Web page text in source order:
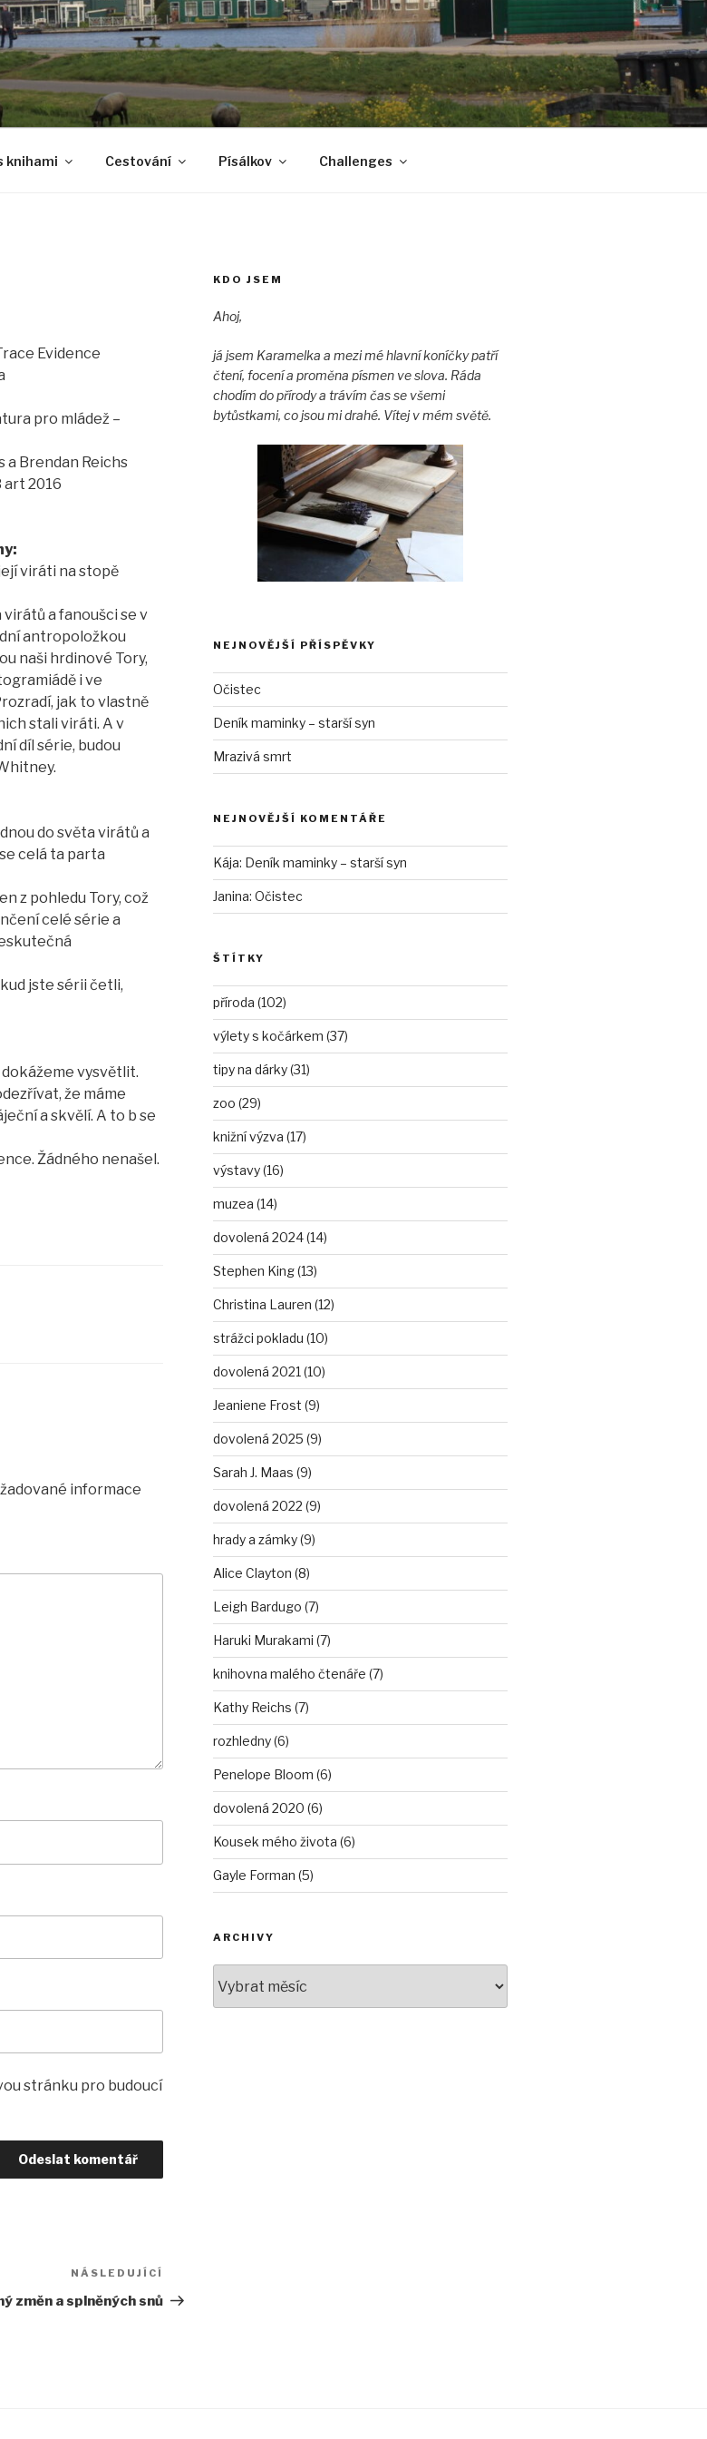
knihami Cestování Písálkov Challenges
Evidence
pro mládež –
a Brendan Reichs
art 2016
viráti na stopě
a fanoušci se v
antropoložkou
naši hrdinové Tory,
i ve
jak to vlastně
stali viráti. A v
díl série, budou
do světa virátů a
celá ta parta
z pohledu Tory, což
celé série a
jste sérii četli,
dokážeme vysvětlit.
že máme
a skvělí. A to b se
Žádného nenašel.
informace
stránku pro budoucí
příspěvek
NÁSLEDUJÍCÍ
změn a splněných snů
KDO JSEM
Ahoj,
já jsem Karamelka a mezi mé hlavní koníčky patří
čtení, focení a proměna písmen ve slova. Ráda
chodím do přírody a trávím čas se všemi
bytůstkami, co jsou mi drahé. Vítej v mém světě.
NEJNOVĚJŠÍ PŘÍSPĚVKY
Očistec
Deník maminky – starší syn
Mrazivá smrt
NEJNOVĚJŠÍ KOMENTÁŘE
Kája: Deník maminky – starší syn
Janina: Očistec
ŠTÍTKY
příroda (102)
výlety s kočárkem (37)
tipy na dárky (31)
zoo (29)
knižní výzva (17)
výstavy (16)
muzea (14)
dovolená 2024 (14)
Stephen King (13)
Christina Lauren (12)
strážci pokladu (10)
dovolená 2021 (10)
Jeaniene Frost (9)
dovolená 2025 (9)
Sarah J. Maas (9)
dovolená 2022 (9)
hrady a zámky (9)
Alice Clayton (8)
Leigh Bardugo (7)
Haruki Murakami (7)
knihovna malého čtenáře (7)
Kathy Reichs (7)
rozhledny (6)
Penelope Bloom (6)
dovolená 2020 (6)
Kousek mého života (6)
Gayle Forman (5)
ARCHIVY